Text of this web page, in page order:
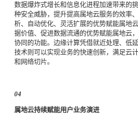
数据爆炸式增长和信息化进程加速带来的
种安全威胁，提升提高属地云服务的效率
析、自动优化、灵活扩展的优势赋能属地
据价值、促进数据流通的优势赋能属地云
协同的功能。边缘计算凭借就近处理、低
技术则可以实现业务的快速创新，满足云
和网络切片。
04
属地云持续赋能用户业务演进